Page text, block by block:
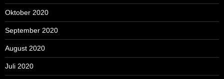
Oktober 2020
September 2020
August 2020
Juli 2020